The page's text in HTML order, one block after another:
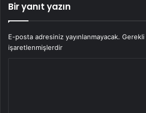
Bir yanıt yazın
E-posta adresiniz yayınlanmayacak. Gerekli
işaretlenmişlerdir